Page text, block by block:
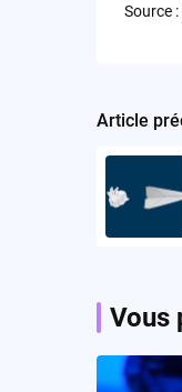
Source :
Post
Article
Vous